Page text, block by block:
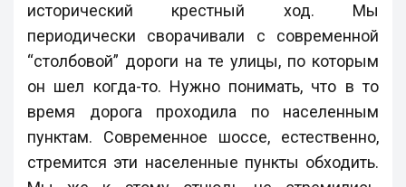
исторический крестный ход. Мы
периодически сворачивали с современной
“столбовой” дороги на те улицы, по которым
он шел когда-то. Нужно понимать, что в то
время дорога проходила по населенным
пунктам. Современное шоссе, естественно,
стремится эти населенные пункты обходить.